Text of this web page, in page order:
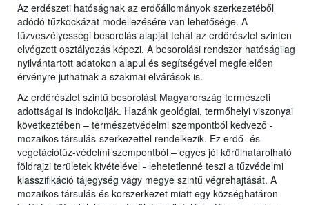
Az erdészeti hatóságnak az erdőállományok szerkezetéből
adódó tűzkockázat modellezésére van lehetősége. A
tűzveszélyességi besorolás alapját tehát az erdőrészlet szinten
elvégzett osztályozás képezi. A besorolási rendszer hatóságilag
nyilvántartott adatokon alapul és segítségével megfelelően
érvényre juthatnak a szakmai elvárások is.
Az erdőrészlet szintű besorolást Magyarország természeti
adottságai is indokolják. Hazánk geológiai, termőhelyi viszonyai
következtében – természetvédelmi szempontból kedvező -
mozaikos társulás-szerkezettel rendelkezik. Ez erdő- és
vegetációtűz-védelmi szempontból – egyes jól körülhatárolható
földrajzi területek kivételével - lehetetlenné teszi a tűzvédelmi
klasszifikáció tájegység vagy megye szintű végrehajtását. A
mozaikos társulás és korszerkezet miatt egy községhatáron